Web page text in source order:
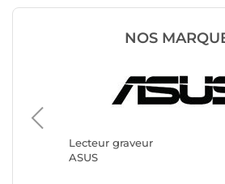
NOS
Lecteur graveur
ASUS